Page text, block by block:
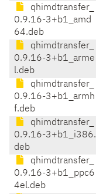
qhimdtransfer_
0.9.16-3+b1_amd
64.deb
qhimdtransfer_
0.9.16-3+b1_arme
l.deb
qhimdtransfer_
0.9.16-3+b1_armh
f.deb
qhimdtransfer_
0.9.16-3+b1_i386.
deb
qhimdtransfer_
0.9.16-3+b1_ppc6
4el.deb